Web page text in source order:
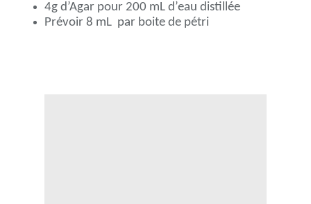
4g d’Agar pour 200 mL d’eau distillée
Prévoir 8 mL par boite de pétri